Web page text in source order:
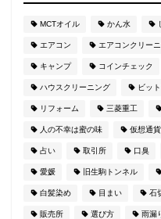
MCTオイル かん水
エアコン エアコンクリー
キャンプ コインチェック
ハウスクリーニング ビッ
リフォーム 三菱重工
人の不幸は蜜の味 仮想通貨
占い 取引所 口臭
愛媛 旧生駒トンネル
白髪染め 目まい 石
販売所 選び方 雨漏